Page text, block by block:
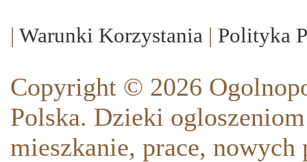
| Warunki Korzystania | Polityka
Copyright © 2026
Polska. Dzieki
mieszkanie, prace,